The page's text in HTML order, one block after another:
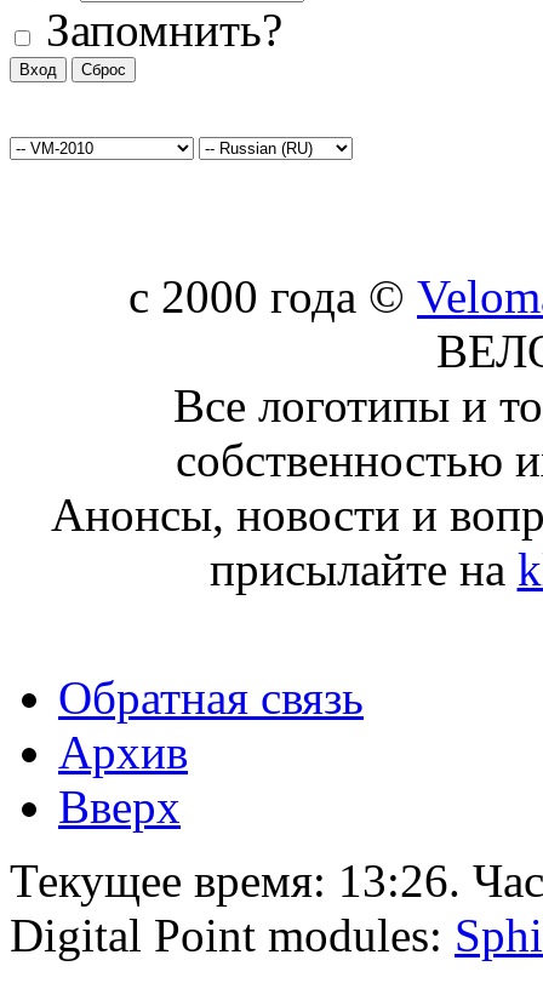
Запомнить?
c 2000 года ©
Все логотипы и
собственностью
Анонсы, новости и
присылайте на
Обратная связь
Архив
Вверх
Текущее время: 13:26.
Digital Point modules: